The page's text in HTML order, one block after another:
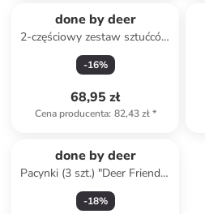
done by deer
2-częściowy zestaw sztućców
"YummyPlus" w kolorze
jasnobrązowym
-16%
68,95 zł
Cena producenta: 82,43 zł*
done by deer
Pacynki (3 szt.) "Deer Friends"
w różnych kolorach na palec -
3+
-18%